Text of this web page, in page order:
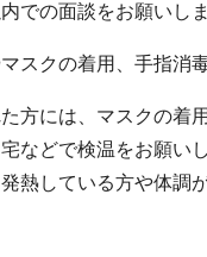
での面談をお願いしま
マスクの着用、手指消
方には、マスクの着
などで検温をお願い
熱している方や体調